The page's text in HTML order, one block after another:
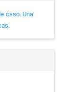
caso. Una